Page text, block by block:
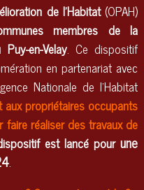
de l’Habitat(OPAH)
membres de la
en-Velay. Ce dispositif
en partenariat avec
Nationale de l’Habitat
aux propriétaires occupants
faire réaliser des travaux de
est lancé pourune
.